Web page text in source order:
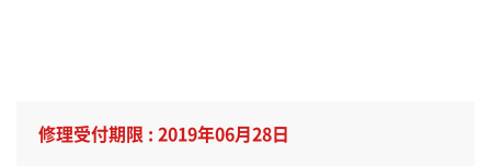
修理受付期限 : 2019年06月28日